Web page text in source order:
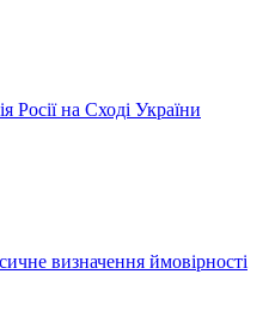
Росії на Сході України
визначення ймовірності